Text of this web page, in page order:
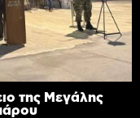
της Μεγάλης